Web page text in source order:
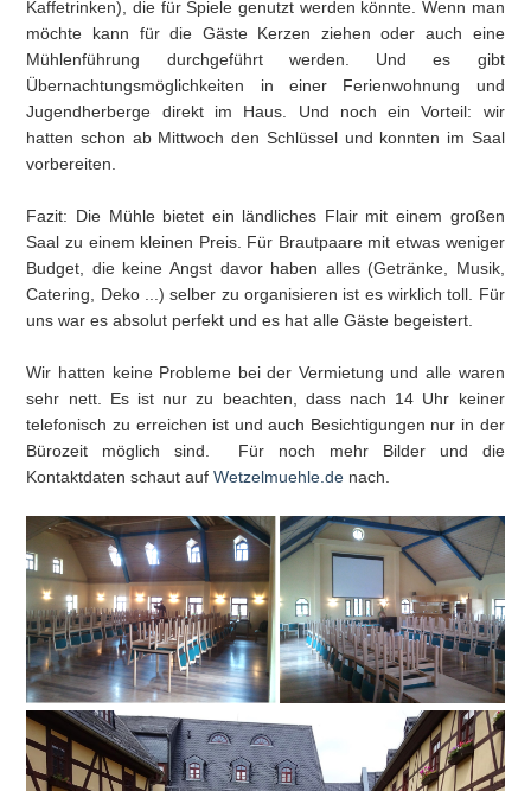
Kaffetrinken), die für Spiele genutzt werden könnte. Wenn man
möchte kann für die Gäste Kerzen ziehen oder auch eine
Mühlenführung durchgeführt werden. Und es gibt
Übernachtungsmöglichkeiten in einer Ferienwohnung und
Jugendherberge direkt im Haus. Und noch ein Vorteil: wir
hatten schon ab Mittwoch den Schlüssel und konnten im Saal
vorbereiten.
Fazit: Die Mühle bietet ein ländliches Flair mit einem großen
Saal zu einem kleinen Preis. Für Brautpaare mit etwas weniger
Budget, die keine Angst davor haben alles (Getränke, Musik,
Catering, Deko ...) selber zu organisieren ist es wirklich toll. Für
uns war es absolut perfekt und es hat alle Gäste begeistert.
Wir hatten keine Probleme bei der Vermietung und alle waren
sehr nett. Es ist nur zu beachten, dass nach 14 Uhr keiner
telefonisch zu erreichen ist und auch Besichtigungen nur in der
Bürozeit möglich sind. Für noch mehr Bilder und die
Kontaktdaten schaut aufWetzelmuehle.de nach.